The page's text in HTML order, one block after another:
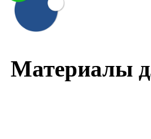
Материалы